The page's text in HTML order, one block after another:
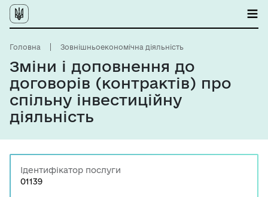
Головна Зовнішньоекономічна діяльність
Зміни і доповнення до
договорів (контрактів) про
спільну інвестиційну
діяльність
Ідентифікатор послуги
01139